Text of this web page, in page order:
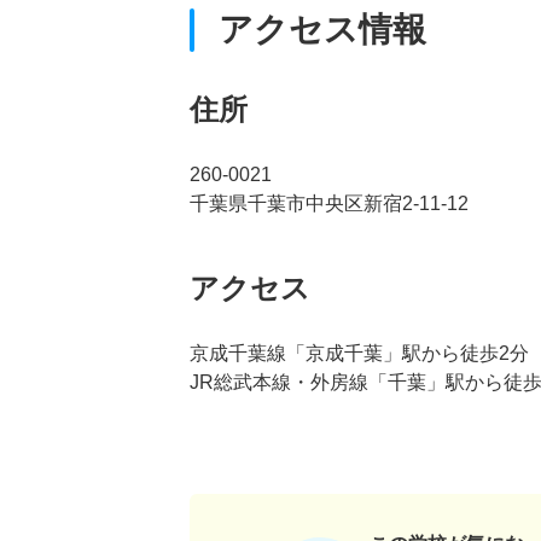
アクセス情報
住所
260-0021
千葉県千葉市中央区新宿2-11-12
アクセス
京成千葉線「京成千葉」駅から徒歩2分
JR総武本線・外房線「千葉」駅から徒